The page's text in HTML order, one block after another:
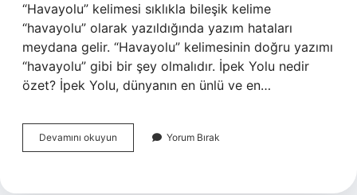
“Havayolu” kelimesi sıklıkla bileşik kelime
“havayolu” olarak yazıldığında yazım hataları
meydana gelir. “Havayolu” kelimesinin doğru yazımı
“havayolu” gibi bir şey olmalıdır. İpek Yolu nedir
özet? İpek Yolu, dünyanın en ünlü ve en…
Devamını okuyun
Yolu
Yorum Bırak